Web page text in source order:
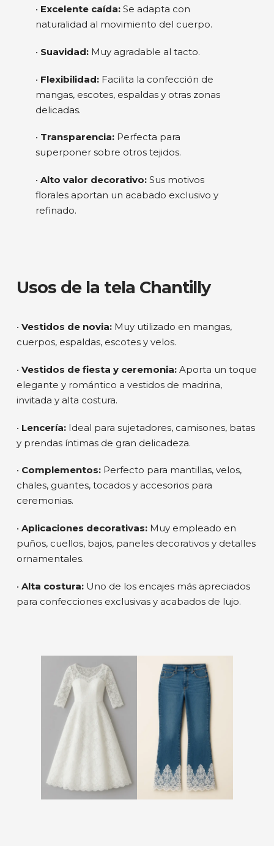
• Excelente caída: Se adapta con
naturalidad al movimiento del cuerpo.
• Suavidad: Muy agradable al tacto.
• Flexibilidad: Facilita la confección de
mangas, escotes, espaldas y otras zonas
delicadas.
• Transparencia: Perfecta para
superponer sobre otros tejidos.
•Alto valor decorativo: Sus motivos
florales aportan un acabado exclusivo y
refinado.
Usos de la tela Chantilly
• Vestidos de novia:Muy utilizado en mangas,
cuerpos, espaldas, escotes y velos.
• Vestidos de fiesta y ceremonia:Aporta un toque
elegante y romántico a vestidos de madrina,
invitada y alta costura.
• Lencería:Ideal para sujetadores, camisones, batas
y prendas íntimas de gran delicadeza.
• Complementos:Perfecto para mantillas, velos,
chales, guantes, tocados y accesorios para
ceremonias.
• Aplicaciones decorativas:Muy empleado en
puños, cuellos, bajos, paneles decorativos y detalles
ornamentales.
• Alta costura:Uno de los encajes más apreciados
para confecciones exclusivas y acabados de lujo.